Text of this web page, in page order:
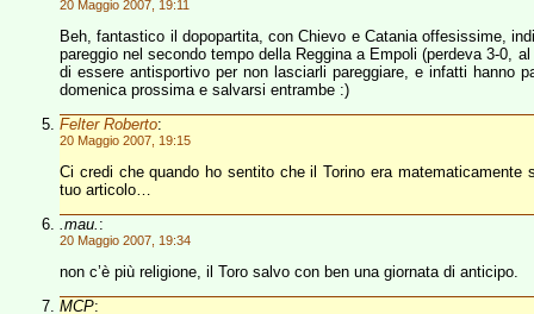
20 Maggio 2007, 19:11
Beh, fantastico il dopopartita, con Chievo e Catania offesissime,
pareggio nel secondo tempo della Reggina a Empoli (perdeva 3-0,
di essere antisportivo per non lasciarli pareggiare, e infatti hanno
domenica prossima e salvarsi entrambe :)
Felter Roberto:
20 Maggio 2007, 19:15
Ci credi che quando ho sentito che il Torino era
tuo articolo…
.mau. :
20 Maggio 2007, 19:34
non c’è più religione, il Toro salvo con ben una giornata di anticipo.
MCP: